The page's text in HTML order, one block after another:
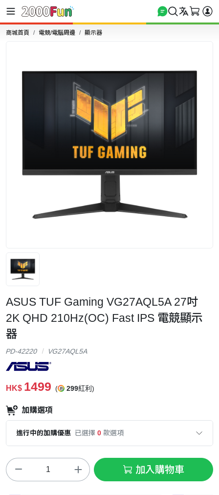
商城首頁 電競/電腦周邊 顯示器
ASUS TUF Gaming VG27AQL5A 27吋
2K QHD 210Hz(OC) Fast IPS 電競顯示
器
PD-42220 VG27AQL5A
HK$ 1499 ( 299紅利)
加購選項
進行中的加購優惠 已選擇 0 款選項
加入購物車